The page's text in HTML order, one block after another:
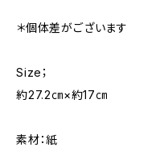
＊個体差がございます
Size；
約27.2㎝×約17㎝
素材：紙